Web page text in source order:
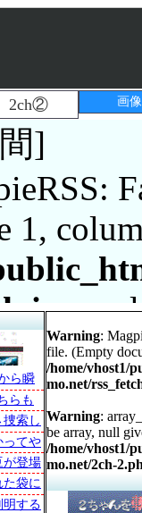
2ch② 画像
]
1,
on
ら瞬
らも
索し
以
ってや
妻の首
が登場
た袋に
せ軟
明する
Warning:
file. (Empty
/home/vhost1/
mo.net/
Warning:
be array, null
/home/vhost1/
mo.net/2ch-